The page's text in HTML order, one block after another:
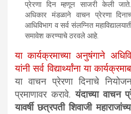
प्रेरणा दिन म्हणून साजरी केली जाते.
अधिकार मंडळाने वाचन प्रेरणा
आधिविभाग व सर्व संलग्नित
समावेश करण्याचे ठरवले आहे.
या कार्यक्रमाच्या अनुषंगाने
यांनी सर्व विद्यार्थ्यांना या
या वाचन प्रेरणा दिनाचे नियोजन
प्रमाणावर करावे.यंदाच्या वाचन
यावर्षी छत्रपती शिवाजी